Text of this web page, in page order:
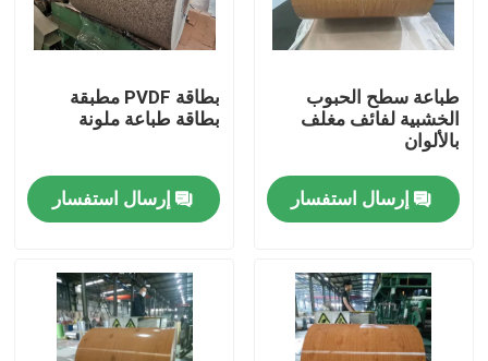
المنزل
المنتجات
حولنا
طباعة سطح الحبوب
الخشبية لفائف مغلف
بالألوان
إرسال استفسار
بطاقة PVDF مطبقة
بطاقة طباعة ملونة
إرسال استفسار